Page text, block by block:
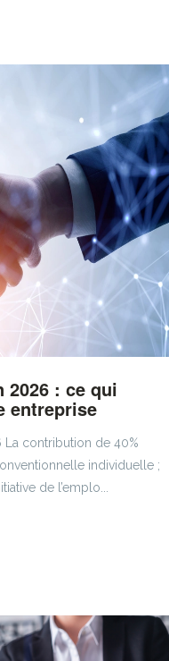
2026 : ce qui
entreprise
contribution de 40%
individuelle ;
de l’emplo...